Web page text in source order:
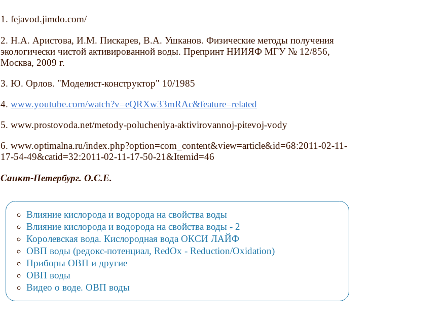
1. fejavod.jimdo.com/
2. Н.А. Аристова, И.М. Пискарев, В.А. Ушканов. Физические методы получения
экологически чистой активированной воды. Препринт НИИЯФ МГУ № 12/856,
Москва, 2009 г.
3. Ю. Орлов. "Моделист-конструктор" 10/1985
4.www.youtube.com/watch?v=eQRXw33mRAc&feature=related
5. www.prostovoda.net/metody-polucheniya-aktivirovannoj-pitevoj-vody
6. www.optimalna.ru/index.php?option=com_content&view=article&id=68:2011-02-11-
17-54-49&catid=32:2011-02-11-17-50-21&Itemid=46
Санкт-Петербург. О.С.Е.
Влияние кислорода и водорода на свойства воды
Влияние кислорода и водорода на свойства воды - 2
Королевская вода. Кислородная вода ОКСИ ЛАЙФ
ОВП воды (редокс-потенциал, RedOx - Reduction/Oxidation)
Приборы ОВП и другие
ОВП воды
Видео о воде. ОВП воды